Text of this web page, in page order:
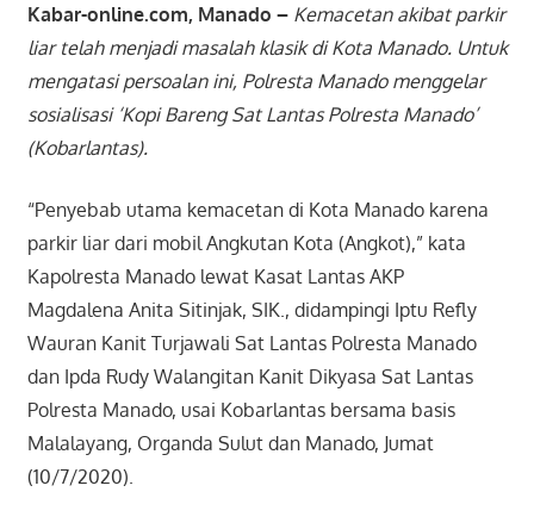
Kabar-online.com, Manado – Kemacetan akibat parkir
liar telah menjadi masalah klasik di Kota Manado. Untuk
mengatasi persoalan ini, Polresta Manado menggelar
sosialisasi ‘Kopi Bareng Sat Lantas Polresta Manado’
(Kobarlantas).
“Penyebab utama kemacetan di Kota Manado karena
parkir liar dari mobil Angkutan Kota (Angkot),” kata
Kapolresta Manado lewat Kasat Lantas AKP
Magdalena Anita Sitinjak, SIK., didampingi Iptu Refly
Wauran Kanit Turjawali Sat Lantas Polresta Manado
dan Ipda Rudy Walangitan Kanit Dikyasa Sat Lantas
Polresta Manado, usai Kobarlantas bersama basis
Malalayang, Organda Sulut dan Manado, Jumat
(10/7/2020).